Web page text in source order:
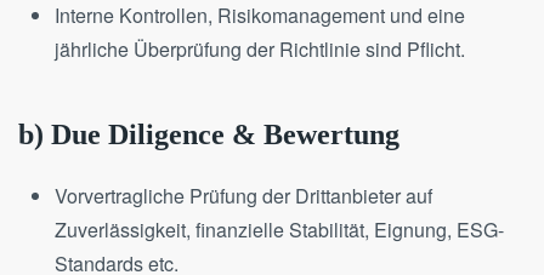
Interne Kontrollen, Risikomanagement und eine
jährliche Überprüfung der Richtlinie sind Pflicht.
b) Due Diligence & Bewertung
Vorvertragliche Prüfung der Drittanbieter auf
Zuverlässigkeit, finanzielle Stabilität, Eignung, ESG-
Standards etc.